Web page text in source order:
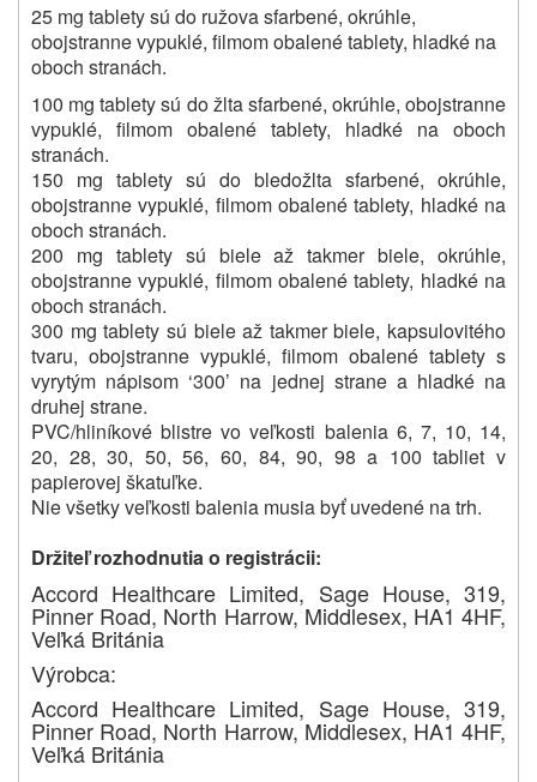
25 mg tablety sú do ružova sfarbené, okrúhle,
obojstranne vypuklé, filmom obalené tablety, hladké na
oboch stranách.
100 mg tablety sú do žlta sfarbené, okrúhle, obojstranne
vypuklé, filmom obalené tablety, hladké na oboch
stranách.
150 mg tablety sú do bledožlta sfarbené, okrúhle,
obojstranne vypuklé, filmom obalené tablety, hladké na
oboch stranách.
200 mg tablety sú biele až takmer biele, okrúhle,
obojstranne vypuklé, filmom obalené tablety, hladké na
oboch stranách.
300 mg tablety sú biele až takmer biele, kapsulovitého
tvaru, obojstranne vypuklé, filmom obalené tablety s
vyrytým nápisom ‘300’ na jednej strane a hladké na
druhej strane.
PVC/hliníkové blistre vo veľkosti balenia 6, 7, 10, 14,
20, 28, 30, 50, 56, 60, 84, 90, 98 a 100 tabliet v
papierovej škatuľke.
Nie všetky veľkosti balenia musia byť uvedené na trh.
Držiteľ rozhodnutia o registrácii:
Accord Healthcare Limited, Sage House, 319,
Pinner Road, North Harrow, Middlesex, HA1 4HF,
Veľká Británia
Výrobca:
Accord Healthcare Limited, Sage House, 319,
Pinner Road, North Harrow, Middlesex, HA1 4HF,
Veľká Británia